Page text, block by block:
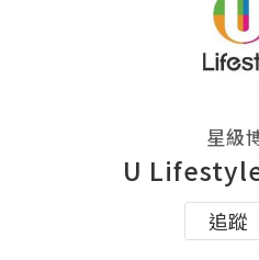
星級
U
追蹤